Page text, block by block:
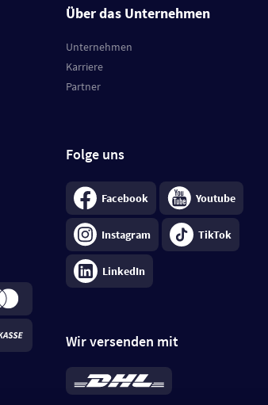
Über das Unternehmen
Unternehmen
Karriere
Partner
Folge uns
Facebook Youtube
Instagram TikTok
LinkedIn
Wir versenden mit